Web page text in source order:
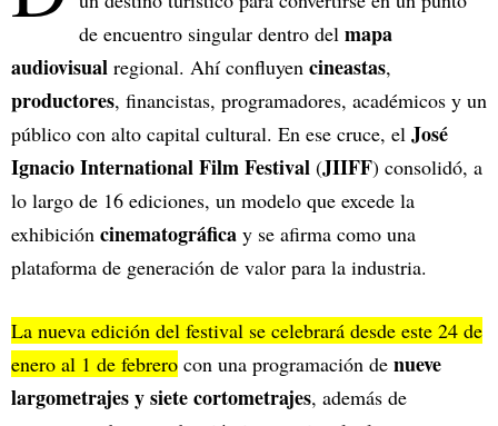
de encuentro singular dentro del mapa
audiovisual regional. Ahí confluyen cineastas,
productores, financistas, programadores, académicos y un
público con alto capital cultural. En ese cruce, el José
Ignacio International Film Festival (JIIFF) consolidó, a
lo largo de 16 ediciones, un modelo que excede la
exhibición cinematográfica y se afirma como una
plataforma de generación de valor para la industria.
La nueva edición del festival se celebrará desde este 24 de
enero al 1 de febrero con una programación de nueve
largometrajes y siete cortometrajes, además de